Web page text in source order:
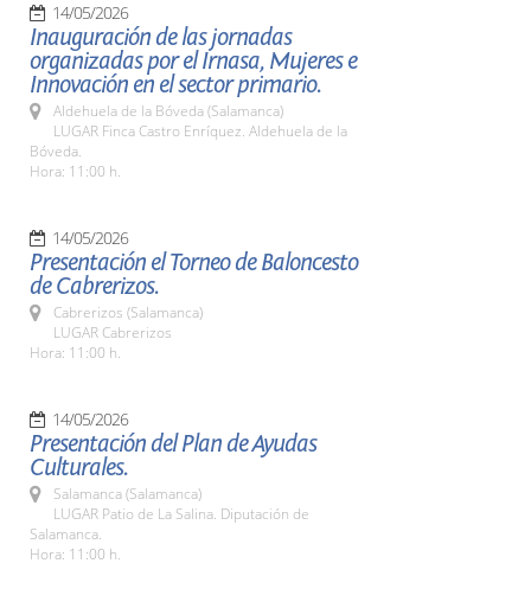
14/05/2026
Inauguración de las jornadas
organizadas por el Irnasa, Mujeres e
Innovación en el sector primario.
Aldehuela de la Bóveda (Salamanca)
LUGAR Finca Castro Enríquez. Aldehuela de la
Bóveda.
Hora: 11:00 h.
14/05/2026
Presentación el Torneo de Baloncesto
de Cabrerizos.
Cabrerizos (Salamanca)
LUGAR Cabrerizos
Hora: 11:00 h.
14/05/2026
Presentación del Plan de Ayudas
Culturales.
Salamanca (Salamanca)
LUGAR Patio de La Salina. Diputación de
Salamanca.
Hora: 11:00 h.